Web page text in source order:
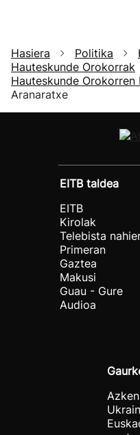
Hasiera Politika
Hauteskunde Orokorrak
Hauteskunde Orokorren
Aranaratxe
EITB taldea
EITB
Kirolak
Telebista
Primeran
Gaztea
Makusi
Guau - Gure
Audioa